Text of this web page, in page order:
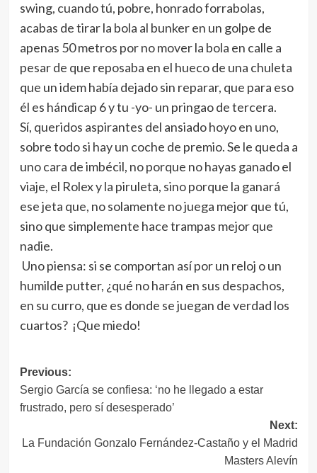
swing, cuando tú, pobre, honrado forrabolas,
acabas de tirar la bola al bunker en un golpe de
apenas 50 metros por no mover la bola en calle a
pesar de que reposaba en el hueco de una chuleta
que un idem había dejado sin reparar, que para eso
él es hándicap 6 y tu -yo- un pringao de tercera.
Sí, queridos aspirantes del ansiado hoyo en uno,
sobre todo si hay un coche de premio. Se le queda a
uno cara de imbécil, no porque no hayas ganado el
viaje, el Rolex y la piruleta, sino porque la ganará
ese jeta que, no solamente no juega mejor que tú,
sino que simplemente hace trampas mejor que
nadie.
Uno piensa: si se comportan así por un reloj o un
humilde putter, ¿qué no harán en sus despachos,
en su curro, que es donde se juegan de verdad los
cuartos? ¡Que miedo!
Navegación
de
entradas
Previous:
Sergio García se confiesa: ‘no he llegado a estar
frustrado, pero sí desesperado’
Next:
La Fundación Gonzalo Fernández-Castaño y el Madrid
Masters Alevín